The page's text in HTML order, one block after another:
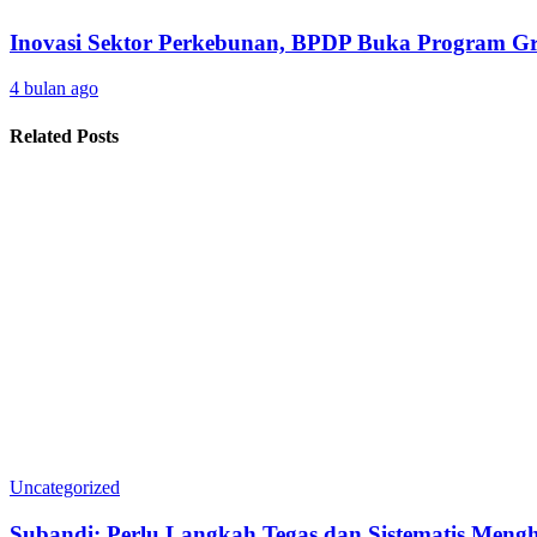
Inovasi Sektor Perkebunan, BPDP Buka Program
4 bulan ago
Related Posts
Uncategorized